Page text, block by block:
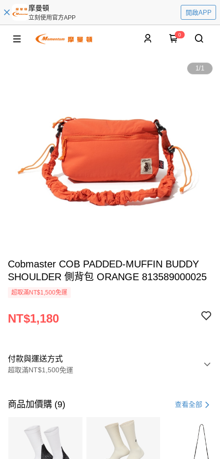
摩曼頓
立刻使用官方APP
開啟APP
0
1/1
Cobmaster COB PADDED-MUFFIN BUDDY
SHOULDER 側背包 ORANGE 813589000025
超取滿NT$1,500免運
NT$1,180
付款與運送方式
超取滿NT$1,500免運
信用卡一次付款
3 期 0 利率 每期 21家銀行
合作金庫商業銀行
第一商業銀行
商品加價購 (9) 查看全部